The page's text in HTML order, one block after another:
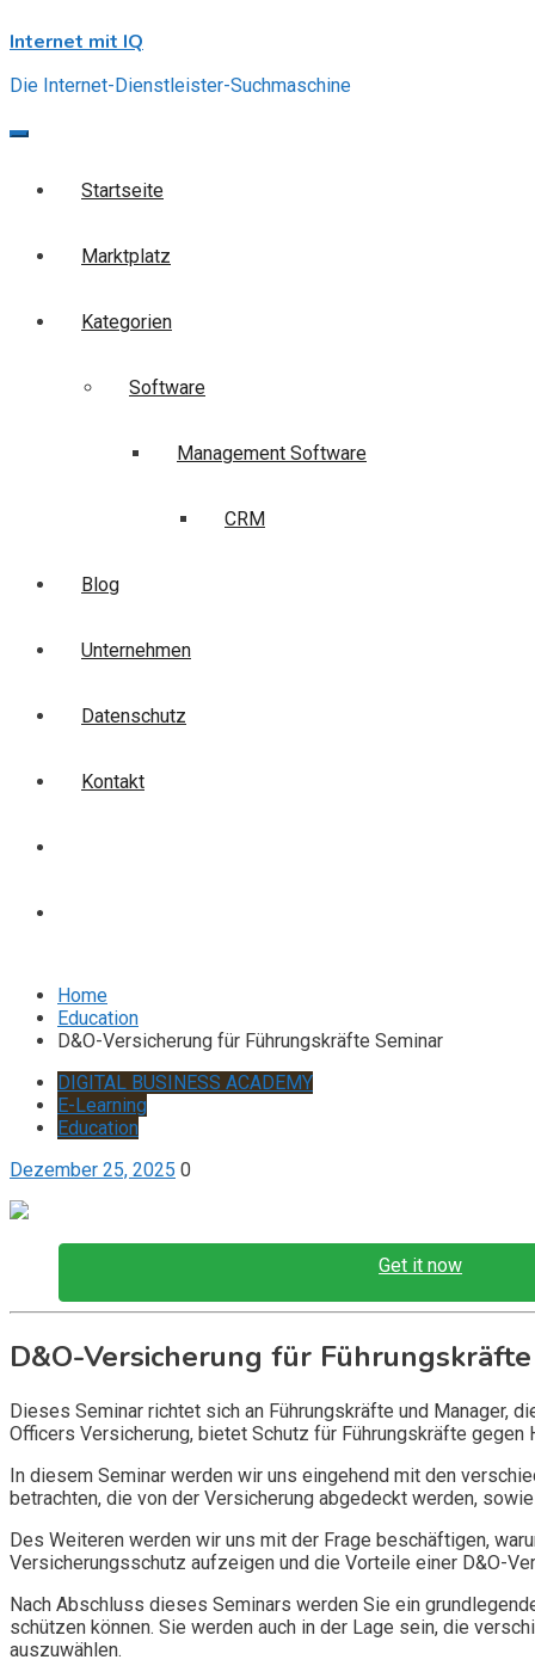
to
Internet mit IQ
Die Internet-Dienstleister-Suchmaschine
Startseite
Marktplatz
Kategorien
Software
Management Software
CRM
Blog
Unternehmen
Datenschutz
Kontakt
Home
Education
D&O-Versicherung für Führungskräfte Seminar
DIGITAL BUSINESS ACADEMY
E-Learning
Education
Dezember 25, 2025 0
Get it now
D&O-Versicherung für
Dieses Seminar richtet sich an Führungskräfte und Manager,
Officers Versicherung, bietet Schutz für Führungskräfte
In diesem Seminar werden wir uns eingehend mit den
betrachten, die von der Versicherung abgedeckt werden,
Des Weiteren werden wir uns mit der Frage beschäftigen,
Versicherungsschutz aufzeigen und die Vorteile einer D&O-
Nach Abschluss dieses Seminars werden Sie ein
schützen können. Sie werden auch in der Lage sein, die
auszuwählen.